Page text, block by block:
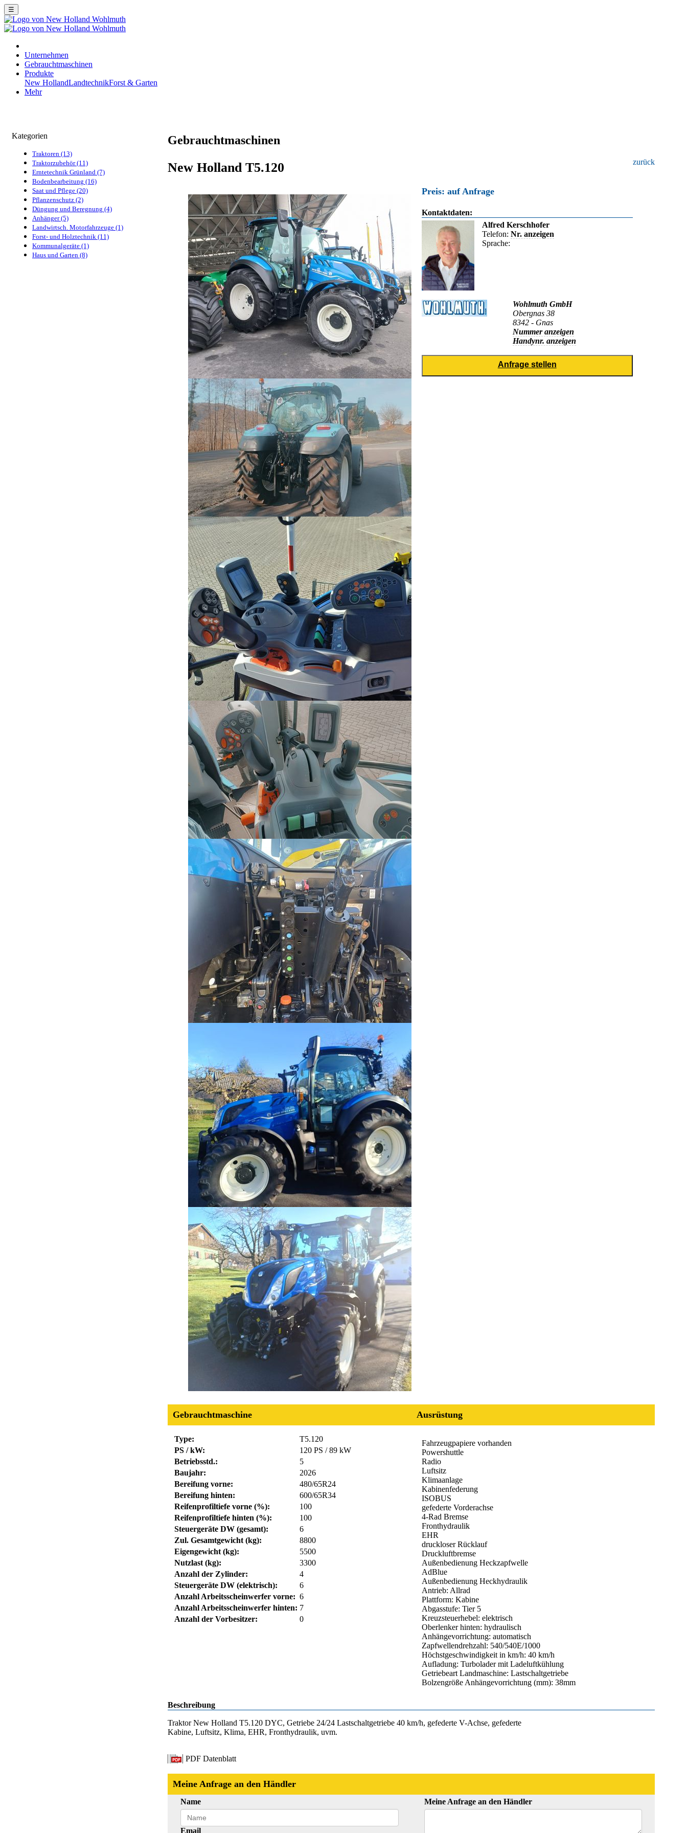
☰
Unternehmen
Gebrauchtmaschinen
Produkte
New HollandLandtechnikForst & Garten
Mehr
Kategorien
Traktoren (13)
Traktorzubehör (11)
Erntetechnik Grünland (7)
Bodenbearbeitung (16)
Saat und Pflege (20)
Pflanzenschutz (2)
Düngung und Beregnung (4)
Anhänger (5)
Landwirtsch. Motorfahrzeuge (1)
Forst- und Holztechnik (11)
Kommunalgeräte (1)
Haus und Garten (8)
Gebrauchtmaschinen
New Holland T5.120 zurück
Preis: auf Anfrage
Kontaktdaten:
Alfred Kerschhofer
Telefon: Nr. anzeigen
Sprache:
Wohlmuth GmbH
Obergnas 38
8342 - Gnas
Nummer anzeigen
Handynr. anzeigen
Gebrauchtmaschine
Type:
T5.120
PS / kW:
120 PS / 89 kW
Betriebsstd.:
5
Baujahr:
2026
Bereifung vorne:
480/65R24
Bereifung hinten:
600/65R34
Reifenprofiltiefe vorne (%):
100
Reifenprofiltiefe hinten (%):
100
Steuergeräte DW (gesamt):
6
Zul. Gesamtgewicht (kg):
8800
Eigengewicht (kg):
5500
Nutzlast (kg):
3300
Anzahl der Zylinder:
4
Steuergeräte DW (elektrisch):
6
Anzahl Arbeitsscheinwerfer vorne: 6
Anzahl Arbeitsscheinwerfer hinten: 7
Anzahl der Vorbesitzer:
0
Ausrüstung
Fahrzeugpapiere vorhanden
Powershuttle
Radio
Luftsitz
Klimaanlage
Kabinenfederung
ISOBUS
gefederte Vorderachse
4-Rad Bremse
Fronthydraulik
EHR
druckloser Rücklauf
Druckluftbremse
Außenbedienung Heckzapfwelle
AdBlue
Außenbedienung Heckhydraulik
Antrieb: Allrad
Plattform: Kabine
Abgasstufe: Tier 5
Kreuzsteuerhebel: elektrisch
Oberlenker hinten: hydraulisch
Anhängevorrichtung: automatisch
Zapfwellendrehzahl: 540/540E/1000
Höchstgeschwindigkeit in km/h: 40 km/h
Aufladung: Turbolader mit Ladeluftkühlung
Getriebeart Landmaschine: Lastschaltgetriebe
Bolzengröße Anhängevorrichtung (mm): 38mm
Beschreibung
Traktor New Holland T5.120 DYC, Getriebe 24/24 Lastschaltgetriebe 40 km/h, gefederte V-Achse, gefederte
Kabine, Luftsitz, Klima, EHR, Fronthydraulik, uvm.
PDF Datenblatt
Meine Anfrage an den Händler
Name
Email
Meine Anfrage an den Händler